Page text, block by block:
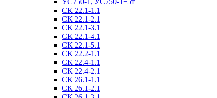
СК 22.1-1.1
СК 22.1-2.1
СК 22.1-3.1
СК 22.1-4.1
СК 22.1-5.1
СК 22.2-1.1
СК 22.4-1.1
СК 22.4-2.1
СК 26.1-1.1
СК 26.1-2.1